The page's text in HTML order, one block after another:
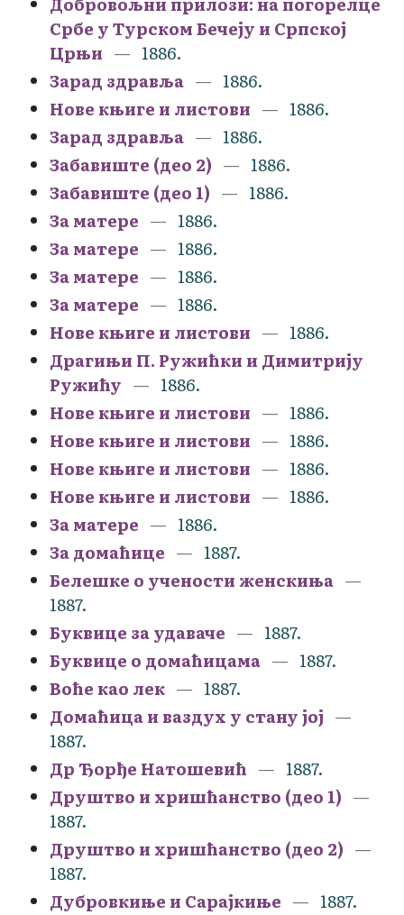
Србе у Турском Бечеју и Српској
Црњи
1886.
Зарад здравља
1886.
Нове књиге и листови
1886.
Зарад здравља
1886.
Забавиште (део 2)
1886.
Забавиште (део 1)
1886.
За матере
1886.
За матере
1886.
За матере
1886.
За матере
1886.
Нове књиге и листови
1886.
Драгињи П. Ружићки и Димитрију
Ружићу
1886.
Нове књиге и листови
1886.
Нове књиге и листови
1886.
Нове књиге и листови
1886.
Нове књиге и листови
1886.
За матере
1886.
За домаћице
1887.
Белешке о учености женскиња
1887.
Буквице за удаваче
1887.
Буквице о домаћицама
1887.
Воће као лек
1887.
Домаћица и ваздух у стану јој
1887.
Др Ђорђе Натошевић
1887.
Друштво и хришћанство (део 1)
1887.
Друштво и хришћанство (део 2)
1887.
Дубровкиње и Сарајкиње
1887.